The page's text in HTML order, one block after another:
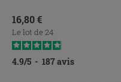
Prix
16,80 €
Le lot de 24
4.9/5 - 187avis